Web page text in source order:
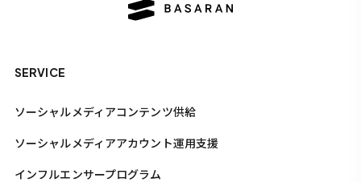
SERVICE
ソーシャルメディアコンテンツ供給
ソーシャルメディアアカウント運用支援
インフルエンサープログラム